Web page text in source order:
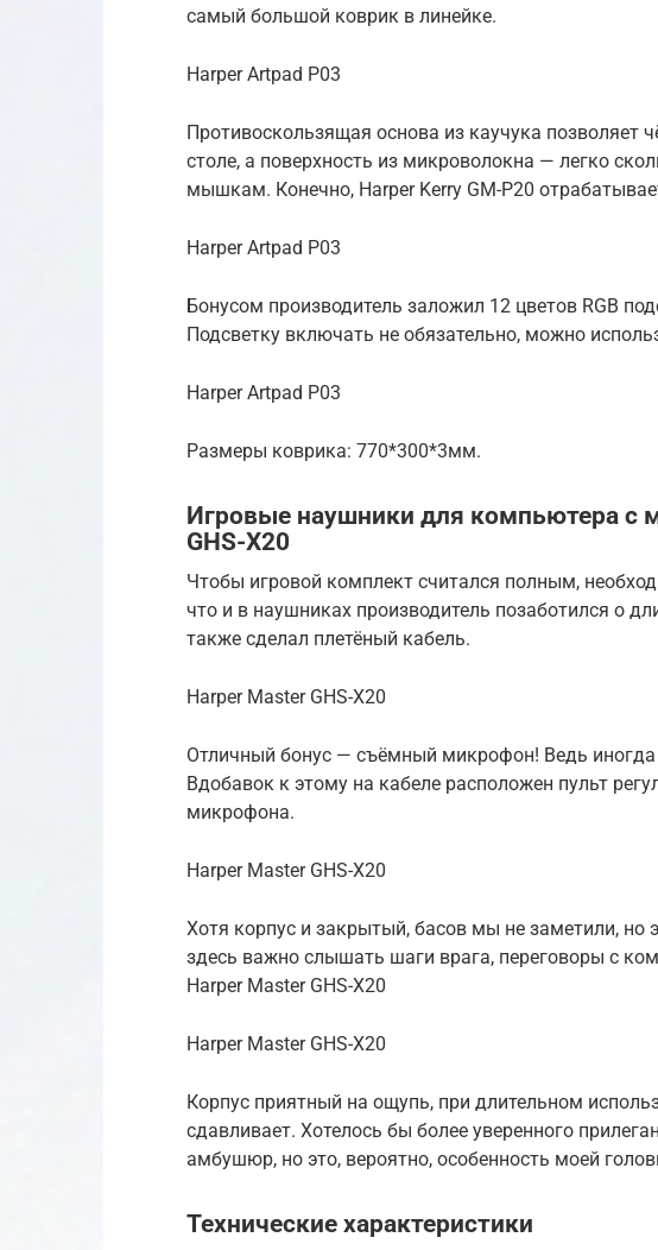
самый большой коврик в линейке.
Harper Artpad P03
Противоскользящая основа из каучука позволяет
столе, а поверхность из микроволокна — легко
мышкам. Конечно, Harper Kerry GM-P20
Harper Artpad P03
Бонусом производитель заложил 12 цветов RGB
Подсветку включать не обязательно, можно
Harper Artpad P03
Размеры коврика: 770*300*3мм.
Игровые наушники для компьютера с
GHS-X20
Чтобы игровой комплект считался полным,
что и в наушниках производитель позаботился о
также сделал плетёный кабель.
Harper Master GHS-X20
Отличный бонус — съёмный микрофон! Ведь
Вдобавок к этому на кабеле расположен пульт
микрофона.
Harper Master GHS-X20
Хотя корпус и закрытый, басов мы не заметили, но
здесь важно слышать шаги врага, переговоры с
Harper Master GHS-X20
Harper Master GHS-X20
Корпус приятный на ощупь, при длительном
сдавливает. Хотелось бы более уверенного
амбушюр, но это, вероятно, особенность моей
Технические характеристики